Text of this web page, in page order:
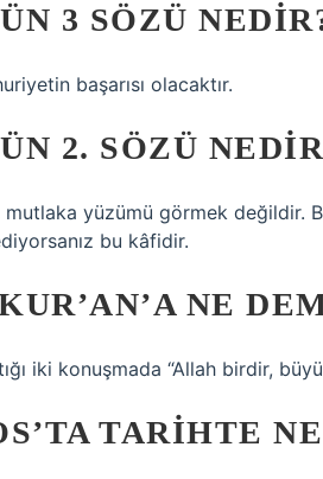
3 SÖZÜ
başarısı olacaktır.
2. SÖZÜ
yüzümü görmek değildir.
bu kâfidir.
NE
iki konuşmada “Allah birdir,
TARIHTE